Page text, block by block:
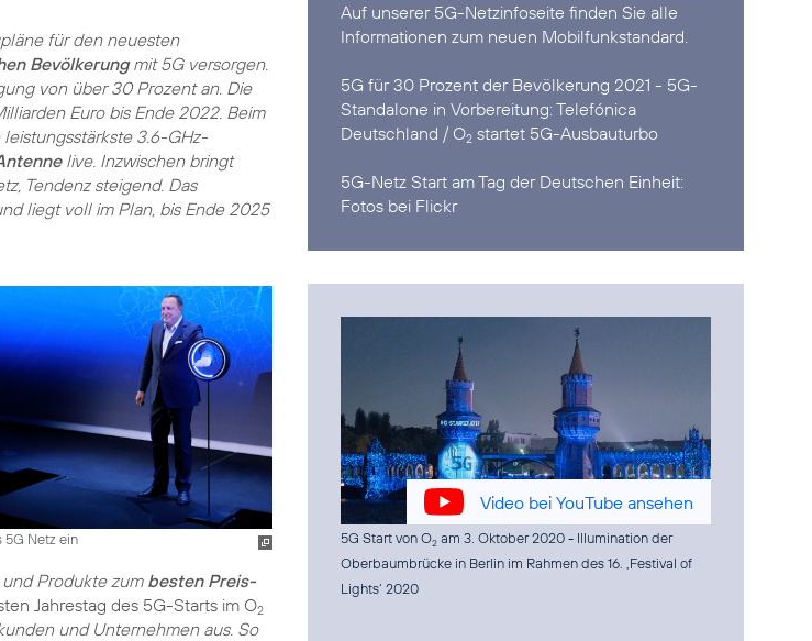
für den neuesten
Bevölkerungmit 5G versorgen.
von über 30 Prozent an. Die
Euro bis Ende 2022. Beim
3.6-GHz-
live. Inzwischen bringt
Tendenz steigend. Das
liegt voll im Plan, bis Ende 2025
5G Netz ein
Produkte zum besten Preis-
Jahrestag des 5G-Starts im O2
und Unternehmen aus. So
Auf unserer 5G-Netzinfoseite finden Sie alle
Informationen zum neuen Mobilfunkstandard.
5G für 30 Prozent der Bevölkerung 2021 - 5G-
Standalone in Vorbereitung:Telefónica
Deutschland / O2 startet 5G-Ausbauturbo
5G-Netz Start am Tag der Deutschen Einheit:
Fotos bei Flickr
Video bei YouTube ansehen
5G Start von O2 am 3. Oktober 2020- Illumination der
Oberbaumbrücke in Berlin im Rahmen des 16. ‚Festival of
Lights‘ 2020